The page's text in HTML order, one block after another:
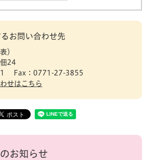
お問い合わせ先
24
Fax：0771-27-3855
せはこちら
お知らせ